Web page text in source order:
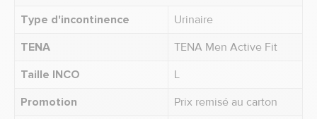
Type d'incontinence
Urinaire
TENA
TENA Men Active Fit
Taille INCO
L
Promotion
Prix remisé au carton